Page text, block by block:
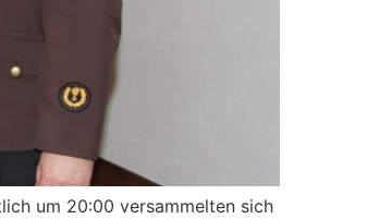
um 20:00 versammelten sich